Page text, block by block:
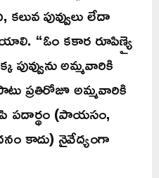
కలువ పువ్వులు లేదా
“ఓం కకార రూపిణ్యై
పువ్వును అమ్మవారికి
ప్రతిరోజూ అమ్మవారికి
పదార్థం (పాయసం,
కాదు) నైవేద్యంగా